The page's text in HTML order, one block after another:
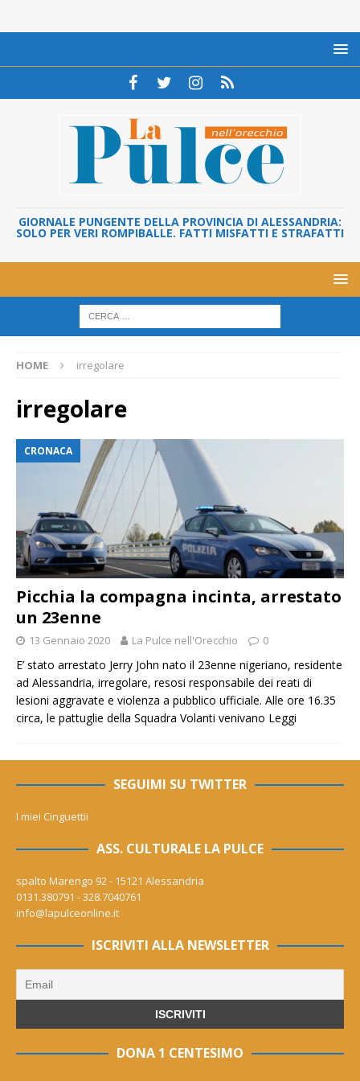
GIORNALE PUNGENTE DELLA PROVINCIA DI ALESSANDRIA:
SOLO PER VERI ROMPIBALLE. FATTI MISFATTI E STRAFATTI
HOME irregolare
irregolare
CRONACA
Picchia la compagna incinta, arrestato
un 23enne
13 Gennaio 2020 La Pulce nell'Orecchio 0
E’ stato arrestato Jerry John nato il 23enne nigeriano, residente
ad Alessandria, irregolare, resosi responsabile dei reati di
lesioni aggravate e violenza a pubblico ufficiale. Alle ore 16.35
circa, le pattuglie della Squadra Volanti venivano Leggi
SEGUIMI SU TWITTER
I miei Cinguettii
ASS. CULTURALE LA PULCE
spalto Marengo 92 - 15121 Alessandria
0131.380791 - 328.7040761
info@lapulceonline.it
ISCRIVITI ALLA NEWSLETTER
DONA 1 CENTESIMO